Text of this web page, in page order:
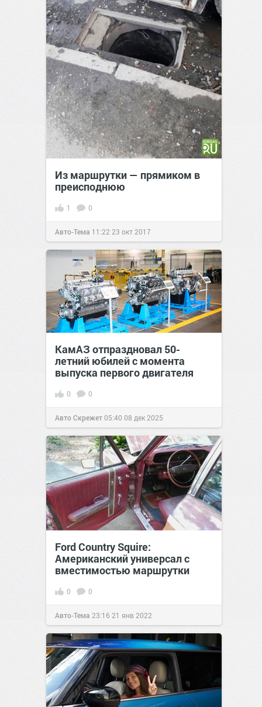
Из маршрутки — прямиком в
преисподнюю
1 0
Авто-Тема 11:22 23 окт 2017
КамАЗ отпраздновал 50-
летний юбилей с момента
выпуска первого двигателя
0 0
Авто Скрежет05:40 08 дек 2025
Ford Country Squire:
Американский универсал с
вместимостью маршрутки
0 0
Авто-Тема 23:1621 янв 2022